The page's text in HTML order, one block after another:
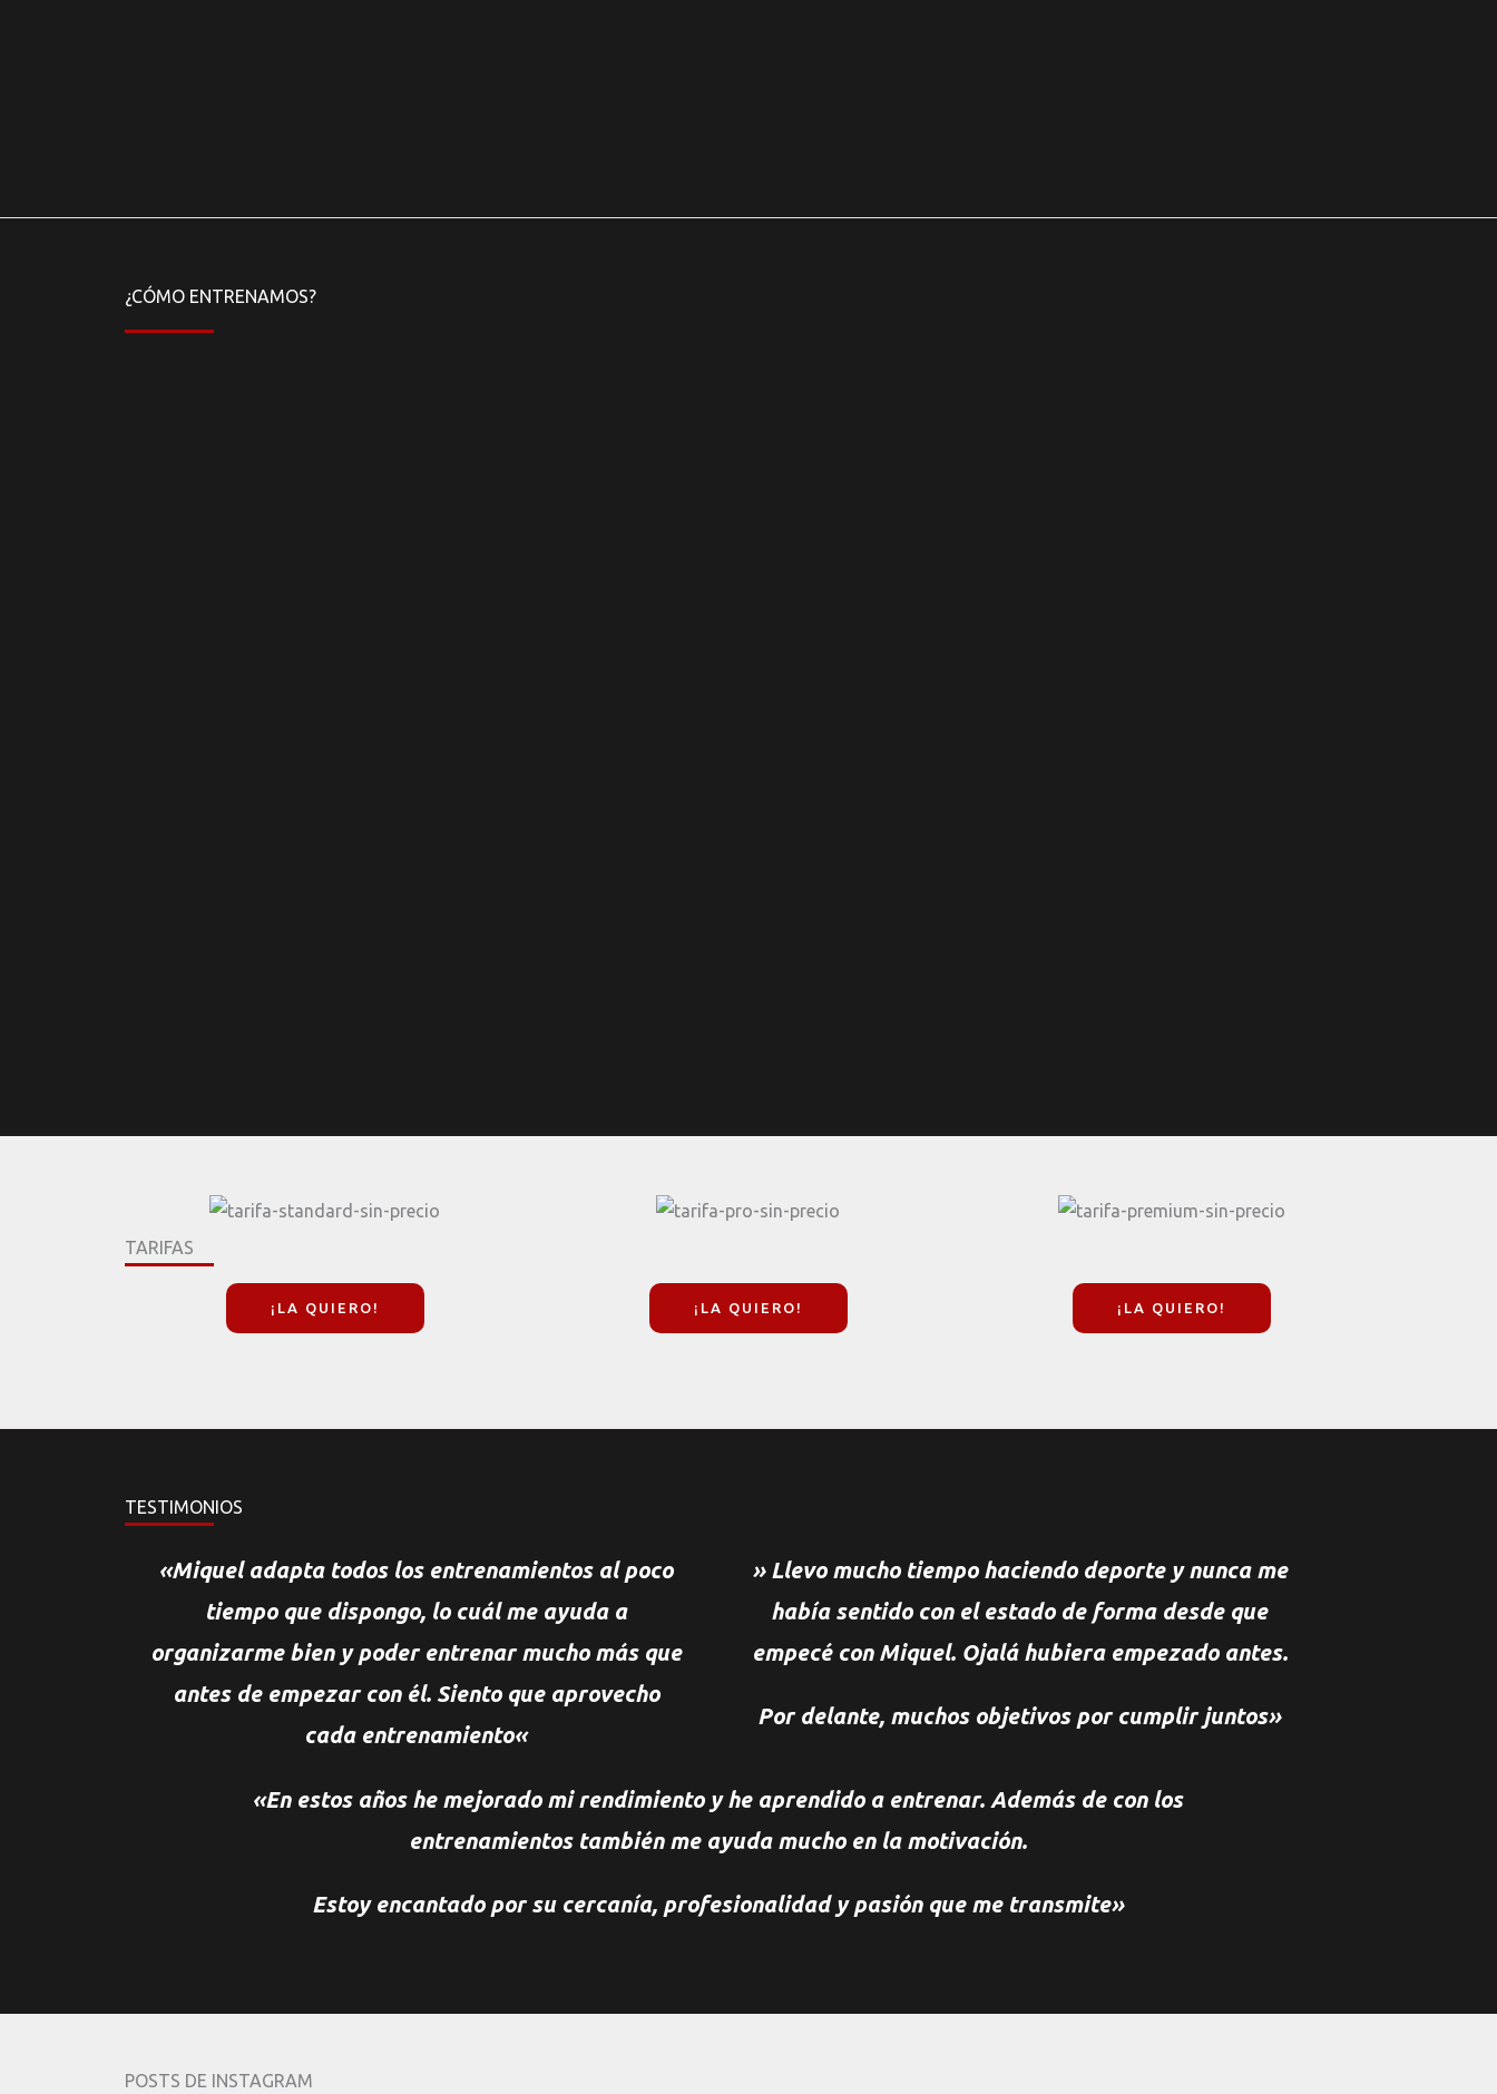
¿CÓMO ENTRENAMOS?
TARIFAS
¡LA QUIERO! ¡LA QUIERO! ¡LA QUIERO!
TESTIMONIOS
«Miquel adapta todos los entrenamientos al poco
tiempo que dispongo, lo cuál me ayuda a
organizarme bien y poder entrenar mucho más que
antes de empezar con él. Siento que aprovecho
cada entrenamiento«
» Llevo mucho tiempo haciendo deporte y nunca me
había sentido con el estado de forma desde que
empecé con Miquel. Ojalá hubiera empezado antes.
Por delante, muchos objetivos por cumplir juntos»
«En estos años he mejorado mi rendimiento y he aprendido a entrenar. Además de con los
entrenamientos también me ayuda mucho en la motivación.
Estoy encantado por su cercanía, profesionalidad y pasión que me transmite»
POSTS DE INSTAGRAM